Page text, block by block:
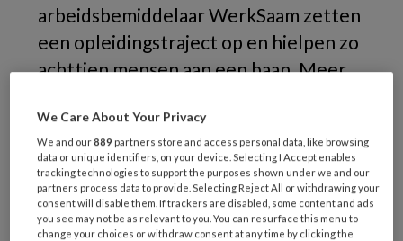
arbeidsbemiddelaar WerkSaam zetten
een opleidingstraject op en hielpen zo
achttien mensen aan een baan. Meer
‘Al
REGISTREREN
We Care About Your Privacy
We and our889 partners store and access personal data, like browsing
data or unique identifiers, on your device. Selecting I Accept enables
tracking technologies to support the purposes shown under we and our
partners process data to provide. Selecting Reject All or withdrawing your
consent will disable them. If trackers are disabled, some content and ads
you see may not be as relevant to you. You can resurface this menu to
change your choices or withdraw consent at any time by clicking the